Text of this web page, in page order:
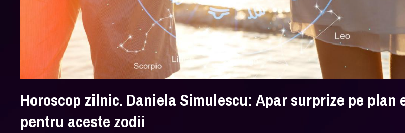
Horoscop zilnic. Daniela Simulescu: Apar surprize pe plan
pentru aceste zodii